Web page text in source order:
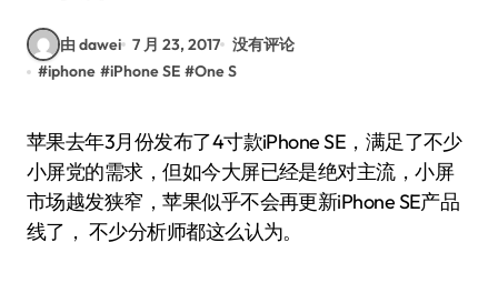
由 dawei 7 月 23, 2017 没有评论
#iphone #iPhone SE #One S
苹果去年3月份发布了4寸款iPhone SE，满足了不少
小屏党的需求，但如今大屏已经是绝对主流，小屏
市场越发狭窄，苹果似乎不会再更新iPhone SE产品
线了， 不少分析师都这么认为。